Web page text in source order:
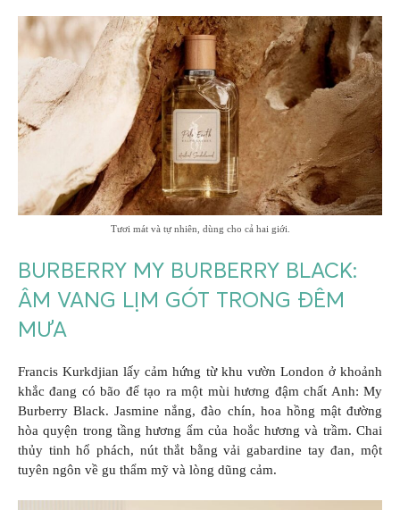
Tươi mát và tự nhiên, dùng cho cả hai giới.
BURBERRY MY BURBERRY BLACK:
ÂM VANG LỊM GÓT TRONG ĐÊM
MƯA
Francis Kurkdjian lấy cảm hứng từ khu vườn London ở khoảnh
khắc đang có bão để tạo ra một mùi hương đậm chất Anh: My
Burberry Black. Jasmine nắng, đào chín, hoa hồng mật đường
hòa quyện trong tầng hương ẩm của hoắc hương và trầm. Chai
thủy tinh hổ phách, nút thắt bằng vải gabardine tay đan, một
tuyên ngôn về gu thẩm mỹ và lòng dũng cảm.